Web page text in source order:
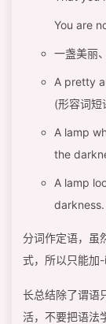
You are
一盏美丽
A pretty
(形容词短
A lamp
the
A lamp
darkness.
分词作定语，虽
式，所以只能加
长总结除了谓语
活，不要把语法